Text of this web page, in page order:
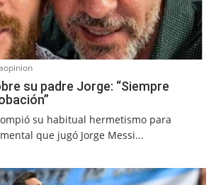
su padre Jorge: “Siempre
su habitual hermetismo para
que jugó Jorge Messi...